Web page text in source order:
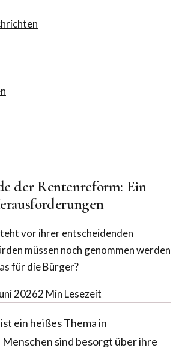
der Rentenreform: Ein
vor ihrer entscheidenden
müssen noch genommen werden
für die Bürger?
20262 Min Lesezeit
ein heißes Thema in
sind besorgt über ihre